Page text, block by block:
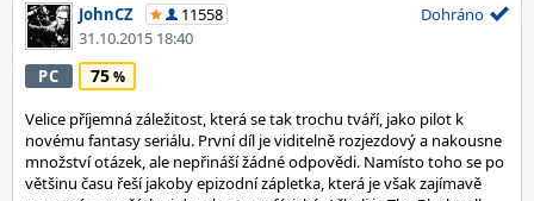
JohnCZ
11558
31.10.2015 18:40
Dohráno
PC 75
Velice příjemná záležitost, která se tak trochu tváří, jako pilot k
novému fantasy seriálu. První díl je viditelně rozjezdový a nakousne
množství otázek, ale nepřináší žádné odpovědi. Namísto toho se po
většinu času řeší jakoby epizodní zápletka, která je však zajímavě